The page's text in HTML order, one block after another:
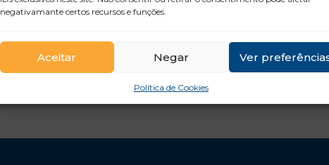
negativamante certos recursos e funções.
Aceitar Negar Ver
Política de Cookies